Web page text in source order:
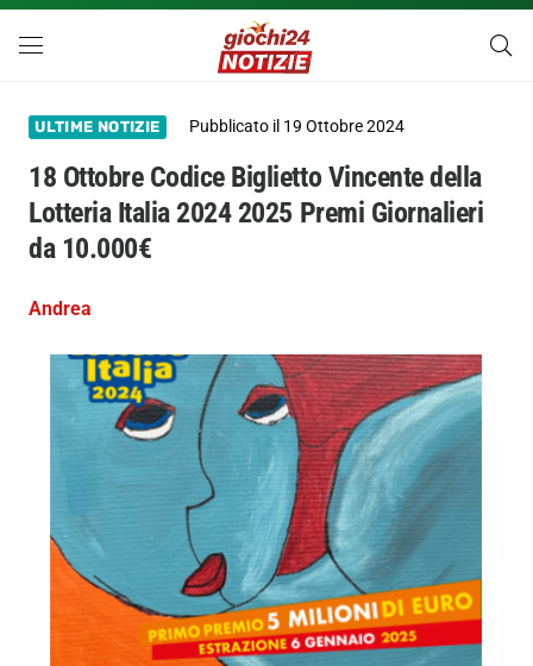
ULTIME NOTIZIE Pubblicato il 19 Ottobre 2024
18 Ottobre Codice Biglietto Vincente della
Lotteria Italia 2024 2025 Premi Giornalieri
da 10.000€
Andrea